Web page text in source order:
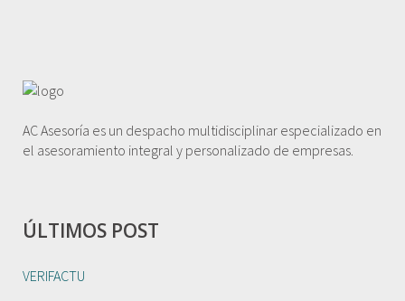
AC Asesoría es un despacho multidisciplinar especializado en
el asesoramiento integral y personalizado de empresas.
ÚLTIMOS POST
VERIFACTU